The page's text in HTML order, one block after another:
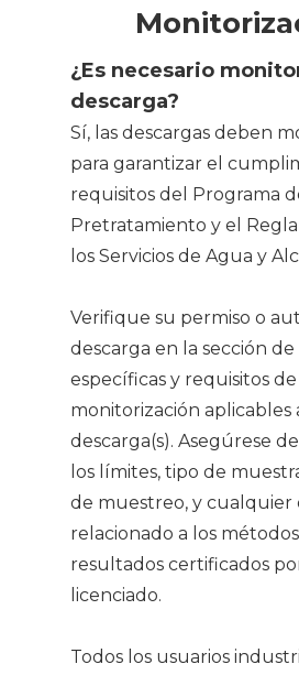
¿Es necesario
descarga?
Sí, las descargas deben
para garantizar el
requisitos del Programa
Pretratamiento y el
los Servicios de Agua y
Verifique su permiso o
descarga en la sección
específicas y requisitos de
monitorización aplicables
descarga(s). Asegúrese
los límites, tipo de
de muestreo, y cualquier
relacionado a los
resultados certificados
licenciado.
Todos los usuarios